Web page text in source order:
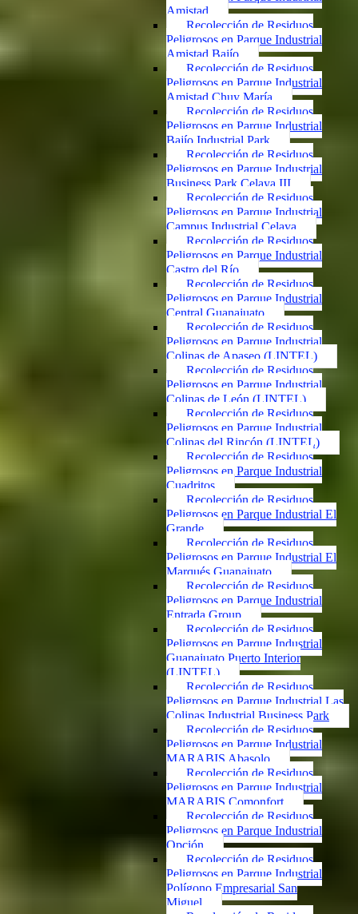
Amistad
Recolección de Residuos
Peligrosos en Parque Industrial
Amistad Bajío
Recolección de Residuos
Peligrosos en Parque Industrial
Amistad Chuy María
Recolección de Residuos
Peligrosos en Parque Industrial
Bajío Industrial Park
Recolección de Residuos
Peligrosos en Parque Industrial
Business Park Celaya III
Recolección de Residuos
Peligrosos en Parque Industrial
Campus Industrial Celaya
Recolección de Residuos
Peligrosos en Parque Industrial
Castro del Río
Recolección de Residuos
Peligrosos en Parque Industrial
Central Guanajuato
Recolección de Residuos
Peligrosos en Parque Industrial
Colinas de Apaseo (LINTEL)
Recolección de Residuos
Peligrosos en Parque Industrial
Colinas de León (LINTEL)
Recolección de Residuos
Peligrosos en Parque Industrial
Colinas del Rincón (LINTEL)
Recolección de Residuos
Peligrosos en Parque Industrial
Cuadritos
Recolección de Residuos
Peligrosos en Parque Industrial El
Grande
Recolección de Residuos
Peligrosos en Parque Industrial El
Marqués Guanajuato
Recolección de Residuos
Peligrosos en Parque Industrial
Entrada Group
Recolección de Residuos
Peligrosos en Parque Industrial
Guanajuato Puerto Interior
(LINTEL)
Recolección de Residuos
Peligrosos en Parque Industrial Las
Colinas Industrial Business Park
Recolección de Residuos
Peligrosos en Parque Industrial
MARABIS Abasolo
Recolección de Residuos
Peligrosos en Parque Industrial
MARABIS Comonfort
Recolección de Residuos
Peligrosos en Parque Industrial
Opción
Recolección de Residuos
Peligrosos en Parque Industrial
Polígono Empresarial San
Miguel